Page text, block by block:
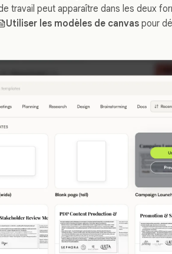
travail peut apparaître dans les deux
Utiliser les modèles de canvas pour